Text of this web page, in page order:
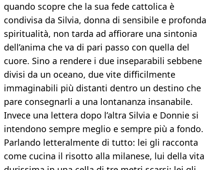
quando scopre che la sua fede cattolica è
condivisa da Silvia, donna di sensibile e profonda
spiritualità, non tarda ad affiorare una sintonia
dell’anima che va di pari passo con quella del
cuore. Sino a rendere i due inseparabili sebbene
divisi da un oceano, due vite difficilmente
immaginabili più distanti dentro un destino che
pare consegnarli a una lontananza insanabile.
Invece una lettera dopo l’altra Silvia e Donnie si
intendono sempre meglio e sempre più a fondo.
Parlando letteralmente di tutto: lei gli racconta
come cucina il risotto alla milanese, lui della vita